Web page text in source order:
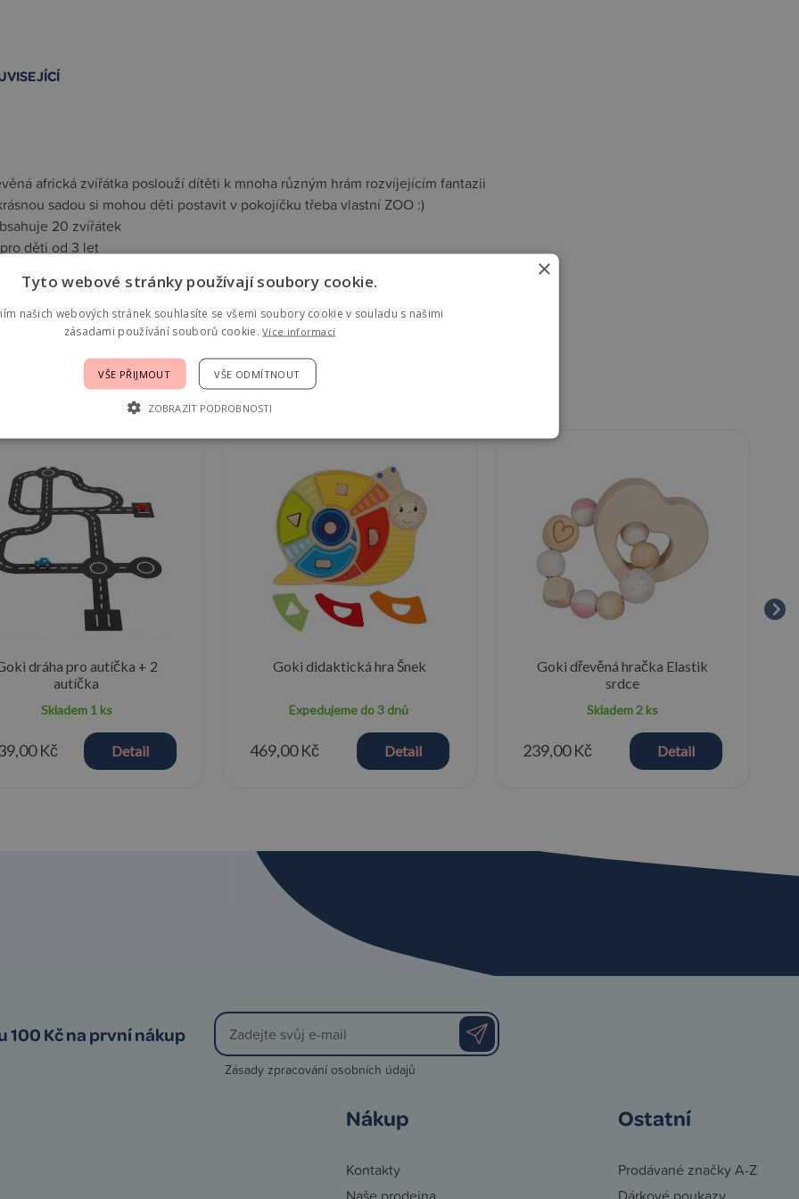
africká zvířátka poslouží dítěti k mnoha různým hrám rozvíjejícím fantazii
sadou si mohou děti postavit v pokojíčku třeba vlastní ZOO :)
20 zvířátek
děti od 3 let
zvířátek 3,5 - 7,5 cm
dráha pro autíčka + 2
autíčka
Skladem 1 ks
Kč Detail
Goki didaktická hra Šnek
Expedujeme do 3 dnů
469,00 Kč Detail
Goki dřevěná hračka Elastik
srdce
Skladem 2 ks
239,00 Kč Detail
100 Kč na první nákup
Zásady zpracování osobních údajů
Nákup
Kontakty
Ostatní
Prodávané značky A-Z
×
Tyto webové stránky používají soubory cookie.
našich webových stránek souhlasíte se všemi soubory cookie v souladu s našimi
zásadami používání souborů cookie.Více informací
VŠE PŘIJMOUT VŠE ODMÍTNOUT
ZOBRAZIT PODROBNOSTI